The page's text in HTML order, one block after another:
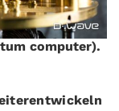
computer).